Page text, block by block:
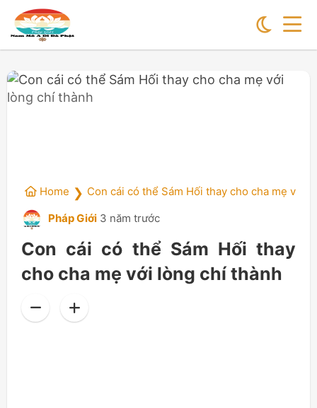
Home ❯ Con cái có thể Sám Hối thay cho cha mẹ với
Pháp Giới 3 năm trước
Con cái có thể Sám Hối thay
cho cha mẹ với lòng chí thành